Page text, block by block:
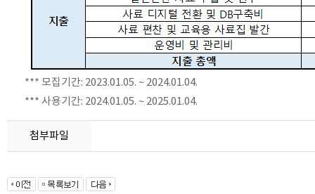
*** 모집기간: 2023.01.05. ~ 2024.01.04.
*** 사용기간: 2024.01.05. ~ 2025.01.04.
첨부파일